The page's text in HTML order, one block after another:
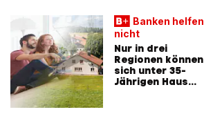
Banken helfen
nicht
Nur in drei
Regionen können
sich unter 35-
Jährigen Haus